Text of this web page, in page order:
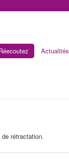
Actualités
rétractation.